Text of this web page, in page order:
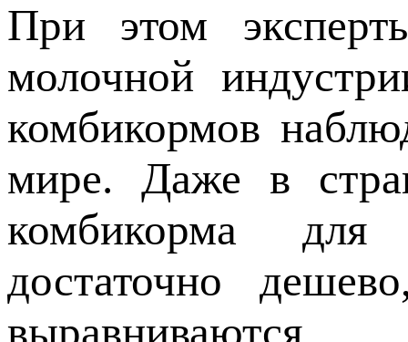
При этом
молочной
комбикормов
мире. Даже в
комбикорма для
достаточно